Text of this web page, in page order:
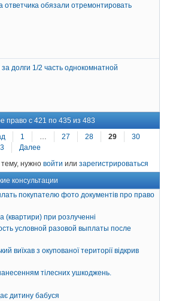
обязали отремонтировать
долги 1/2 часть однокомнатной
право с 421 по 435 из 483
1 … 27 28 29
30
Далее
нужно войти или зарегистрироваться
консультации
покупателю фото документів про право
(квартири) при розлученні
условной разовой выплаты после
виїхав з окупованої території відкрив
тілесних ушкоджень.
дитину бабуся